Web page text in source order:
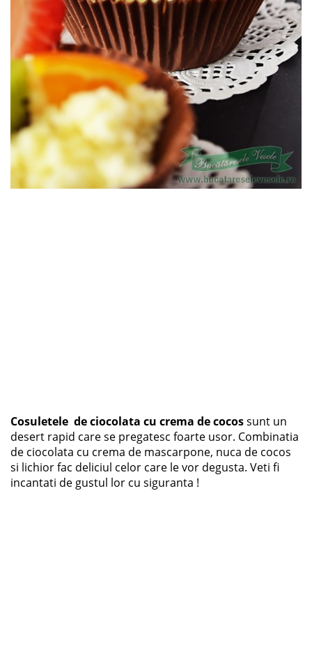
Cosuletele de ciocolata cu crema de cocossunt un
desert rapid care se pregatesc foarte usor. Combinatia
de ciocolata cu crema de mascarpone, nuca de cocos
si lichior fac deliciul celor care le vor degusta. Veti fi
incantati de gustul lor cu siguranta !